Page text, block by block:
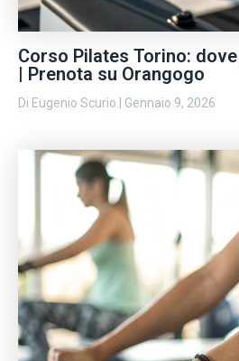
Corso Pilates Torino:
| Prenota su Orangogo
Di Eugenio Scurio | Gennaio 9, 2026